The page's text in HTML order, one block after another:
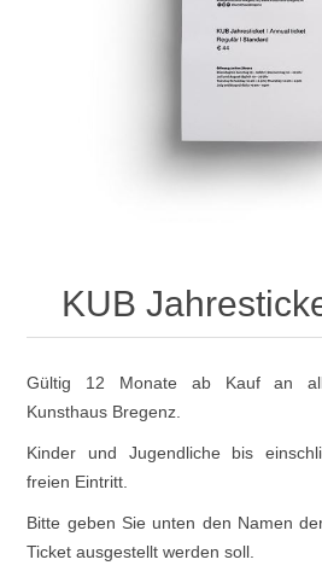
KUB
Gültig 12 Monate ab Kauf an
Kunsthaus Bregenz.
Kinder und Jugendliche bis
freien Eintritt.
Bitte geben Sie unten den Namen
Ticket ausgestellt werden soll.